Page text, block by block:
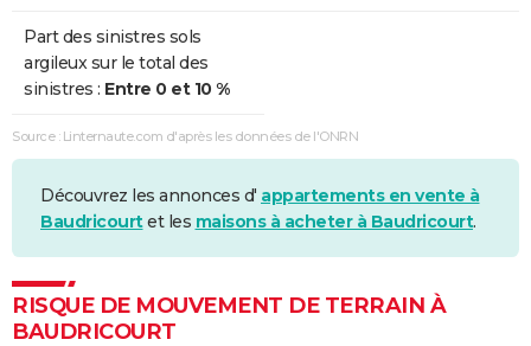
Part des sinistres sols
argileux sur le total des
sinistres : Entre 0 et 10 %
Source : Linternaute.com d'après les données de l'ONRN
Découvrez les annonces d' appartements en vente à
Baudricourtet les maisons à acheter à Baudricourt.
RISQUE DE MOUVEMENT DE TERRAIN À
BAUDRICOURT